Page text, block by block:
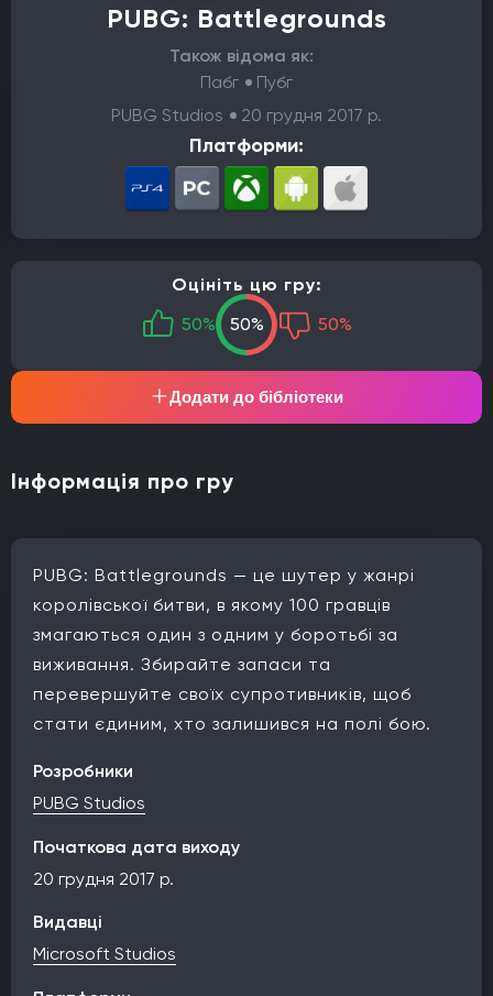
PUBG: Battlegrounds
Також відома як:
Пабг
Пубг
PUBG Studios
20 грудня 2017 р.
Платформи:
Оцініть цю гру:
50%
50% 50%
Додати до бібліотеки
Інформація про гру
PUBG: Battlegrounds — це шутер у жанрі
королівської битви, в якому 100 гравців
змагаються один з одним у боротьбі за
виживання. Збирайте запаси та
перевершуйте своїх супротивників, щоб
стати єдиним, хто залишився на полі бою.
Розробники
PUBG Studios
Початкова дата виходу
20 грудня 2017 р.
Видавці
Microsoft Studios